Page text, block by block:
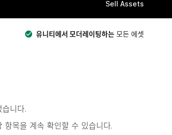
Sell Assets
유니티에서 모더레이팅하는 모든 에셋
니다.
목을 계속 확인할 수 있습니다.